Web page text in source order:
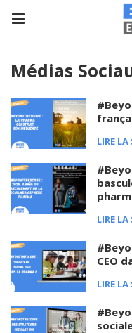
Médias
LIRE
LIRE
CEO
LIRE